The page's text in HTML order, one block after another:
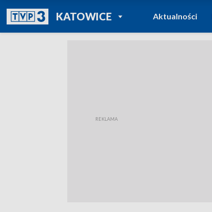
KATOWICEPOWRÓT DO
TVP REGIONY
Aktualności